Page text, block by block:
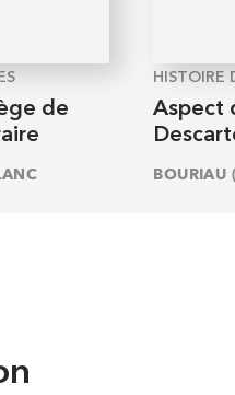
de
HISTOIRE
Aspect